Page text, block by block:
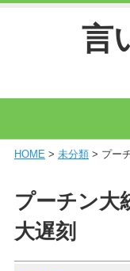
言
HOME> 未分類> プー
プーチン大
大遅刻